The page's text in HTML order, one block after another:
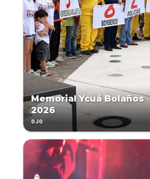
Memorial Ycuá Bolaños
2026
OJO